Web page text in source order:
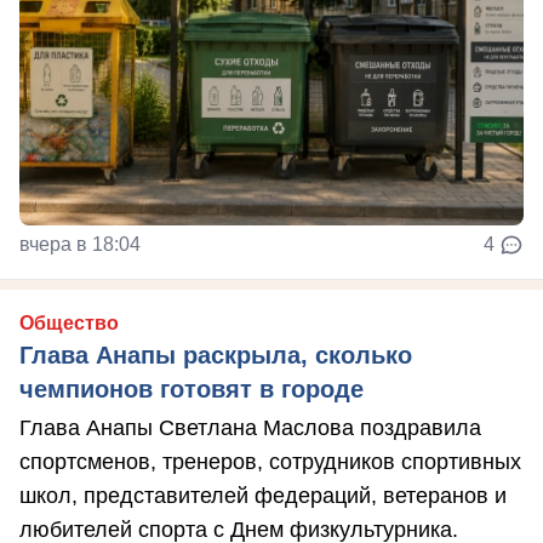
вчера в 18:04 4
Общество
Глава Анапы раскрыла, сколько
чемпионов готовят в городе
Глава Анапы Светлана Маслова поздравила
спортсменов, тренеров, сотрудников спортивных
школ, представителей федераций, ветеранов и
любителей спорта с Днем физкультурника.